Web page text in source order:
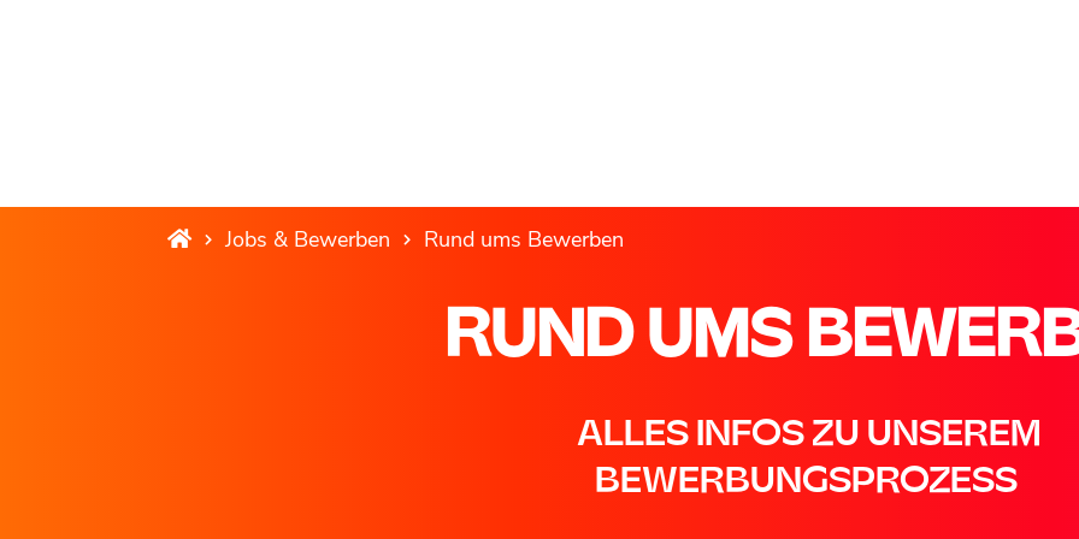
Jobs & Bewerben Rund ums Bewerben
RUND UMS
ALLES INFOS ZU UNSEREM
BEWERBUNGSPROZESS